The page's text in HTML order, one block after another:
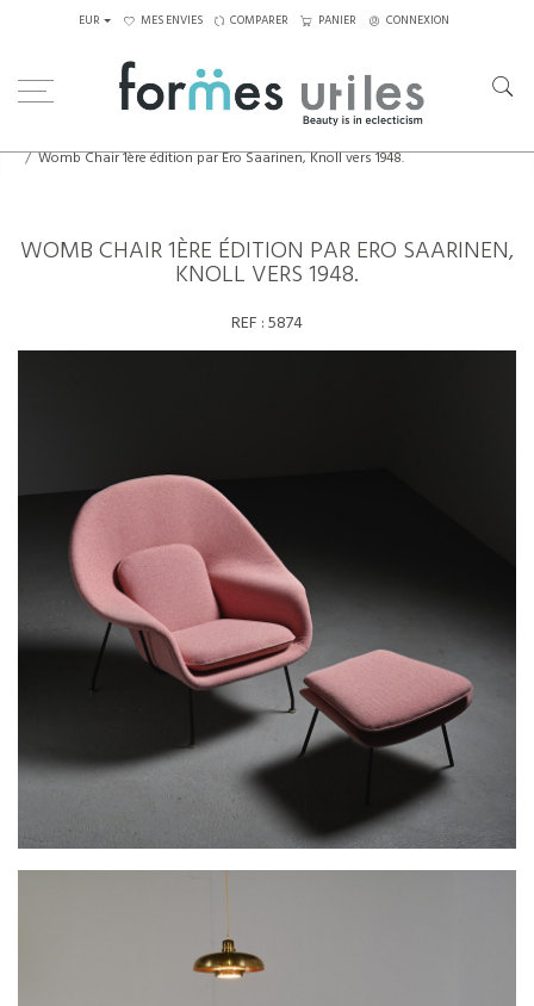
EUR MES ENVIES COMPARER PANIER CONNEXION
Womb Chair 1ère édition par Ero Saarinen, Knoll vers 1948.
WOMB CHAIR 1ÈRE ÉDITION PAR ERO SAARINEN,
KNOLL VERS 1948.
REF :5874